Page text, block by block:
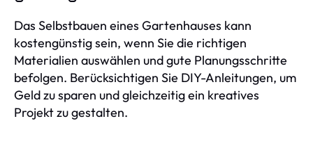
Das Selbstbauen eines Gartenhauses kann
kostengünstig sein, wenn Sie die richtigen
Materialien auswählen und gute Planungsschritte
befolgen. Berücksichtigen Sie DIY-Anleitungen, um
Geld zu sparen und gleichzeitig ein kreatives
Projekt zu gestalten.